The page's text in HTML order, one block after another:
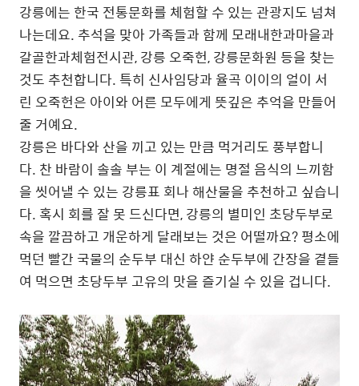
강릉에는 한국 전통문화를 체험할 수 있는 관광지도 넘쳐
나는데요. 추석을 맞아 가족들과 함께 모래내한과마을과
갈골한과체험전시관, 강릉 오죽헌, 강릉문화원 등을 찾는
것도 추천합니다. 특히 신사임당과 율곡 이이의 얼이 서
린 오죽헌은 아이와 어른 모두에게 뜻깊은 추억을 만들어
줄 거예요.
강릉은 바다와 산을 끼고 있는 만큼 먹거리도 풍부합니
다. 찬 바람이 솔솔 부는 이 계절에는 명절 음식의 느끼함
을 씻어낼 수 있는 강릉표 회나 해산물을 추천하고 싶습니
다. 혹시 회를 잘 못 드신다면, 강릉의 별미인 초당두부로
속을 깔끔하고 개운하게 달래보는 것은 어떨까요? 평소에
먹던 빨간 국물의 순두부 대신 하얀 순두부에 간장을 곁들
여 먹으면 초당두부 고유의 맛을 즐기실 수 있을 겁니다.